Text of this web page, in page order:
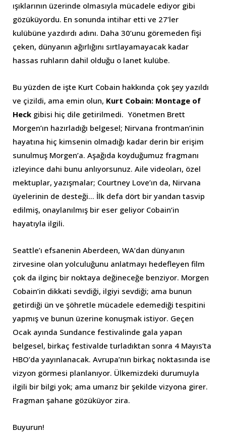
ışıklarının üzerinde olmasıyla mücadele ediyor gibi
gözüküyordu. En sonunda intihar etti ve 27’ler
kulübüne yazdırdı adını. Daha 30’unu göremeden fişi
çeken, dünyanın ağırlığını sırtlayamayacak kadar
hassas ruhların dahil olduğu o lanet kulübe.
Bu yüzden de işte Kurt Cobain hakkında çok şey yazıldı
ve çizildi, ama emin olun, Kurt Cobain: Montage of
Heck gibisi hiç dile getirilmedi. Yönetmen Brett
Morgen’ın hazırladığı belgesel; Nirvana frontman’inin
hayatına hiç kimsenin olmadığı kadar derin bir erişim
sunulmuş Morgen’a. Aşağıda koyduğumuz fragmanı
izleyince dahi bunu anlıyorsunuz. Aile videoları, özel
mektuplar, yazışmalar; Courtney Love’ın da, Nirvana
üyelerinin de desteği… İlk defa dört bir yandan tasvip
edilmiş, onaylanılmış bir eser geliyor Cobain’in
hayatıyla ilgili.
Seattle’ı efsanenin Aberdeen, WA’dan dünyanın
zirvesine olan yolculuğunu anlatmayı hedefleyen film
çok da ilginç bir noktaya değineceğe benziyor. Morgen
Cobain’in dikkati sevdiği, ilgiyi sevdiği; ama bunun
getirdiği ün ve şöhretle mücadele edemediği tespitini
yapmış ve bunun üzerine konuşmak istiyor. Geçen
Ocak ayında Sundance festivalinde gala yapan
belgesel, birkaç festivalde turladıktan sonra 4 Mayıs’ta
HBO’da yayınlanacak. Avrupa’nın birkaç noktasında ise
vizyon görmesi planlanıyor. Ülkemizdeki durumuyla
ilgili bir bilgi yok; ama umarız bir şekilde vizyona girer.
Fragman şahane gözüküyor zira.
Buyurun!